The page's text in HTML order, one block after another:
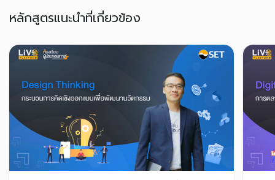
หลักสูตรแนะนำที่เกี่ยวข้อง